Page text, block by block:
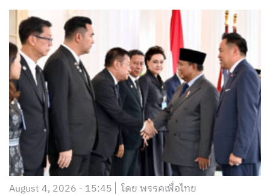
August 4, 2026 - 15:45 โดย พรรคเพื่อไทย